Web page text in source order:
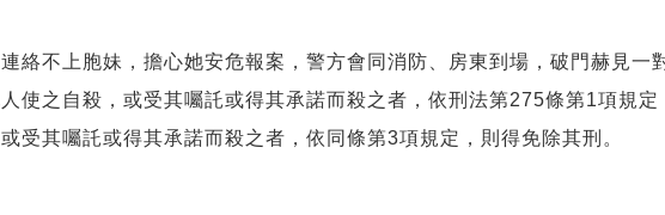
絡不上胞妹，擔心她安危報案，警方會同消防、房東到場，破門赫見一
使之自殺，或受其囑託或得其承諾而殺之者，依刑法第275條第1項規
受其囑託或得其承諾而殺之者，依同條第3項規定，則得免除其刑。